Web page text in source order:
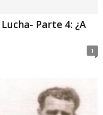
Parte 4: ¿A
1